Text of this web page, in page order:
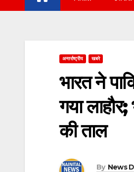
अन्तर्राष्ट्रीय खबरे
भारत ने
गया
की ताल
By News